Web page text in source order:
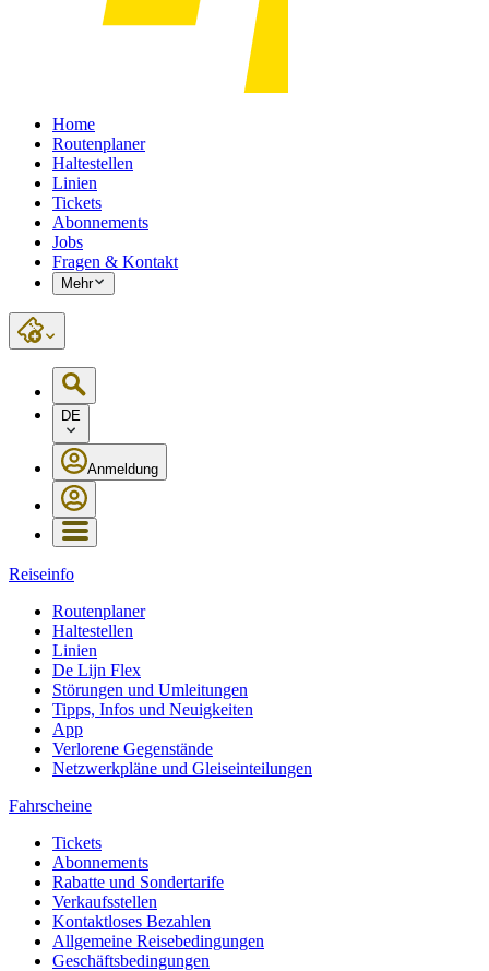
Home
Routenplaner
Haltestellen
Linien
Tickets
Abonnements
Jobs
Fragen & Kontakt
Mehr
DE
Anmeldung
Reiseinfo
Routenplaner
Haltestellen
Linien
De Lijn Flex
Störungen und Umleitungen
Tipps, Infos und Neuigkeiten
App
Verlorene Gegenstände
Netzwerkpläne und Gleiseinteilungen
Fahrscheine
Tickets
Abonnements
Rabatte und Sondertarife
Verkaufsstellen
Kontaktloses Bezahlen
Allgemeine Reisebedingungen
Geschäftsbedingungen